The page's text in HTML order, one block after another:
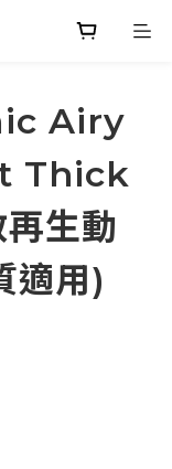
Airy
Thick
生動
適用)